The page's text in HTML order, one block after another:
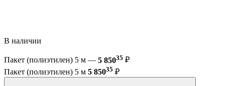
В наличии
Пакет (полиэтилен) 5 м — 5 85035 ₽
Пакет (полиэтилен) 5 м 5 85035 ₽